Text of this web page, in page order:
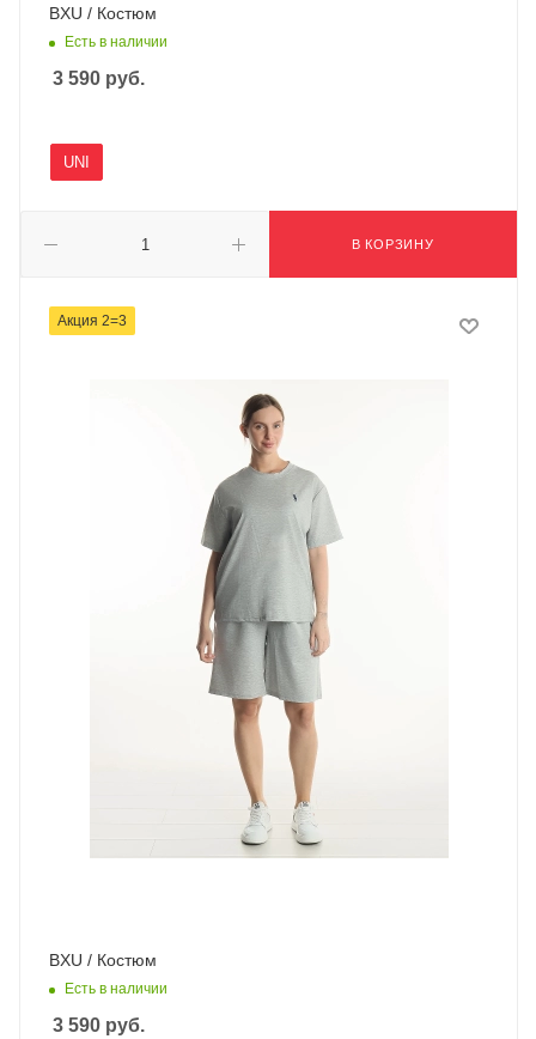
BXU / Костюм
Есть в наличии
3 590 руб.
В КОРЗИНУ
UNI
Акция 2=3
BXU / Костюм
Есть в наличии
3 590 руб.